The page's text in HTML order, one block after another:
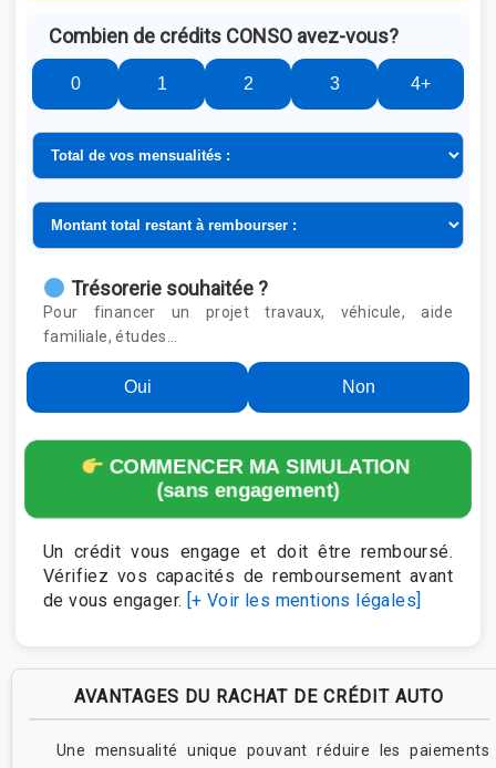
Combien de crédits CONSO avez-vous?
0 1 2 3 4+
Trésorerie souhaitée ?
Pour financer un projet travaux, véhicule, aide
familiale, études…
Oui Non
COMMENCER MA SIMULATION
(sans engagement)
Un crédit vous engage et doit être remboursé.
Vérifiez vos capacités de remboursement avant
de vous engager. [+ Voir les mentions légales]
AVANTAGES DU RACHAT DE CRÉDIT AUTO
Une mensualité unique pouvant réduire les paiements